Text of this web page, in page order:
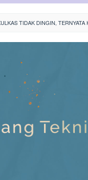
TIDAK DINGIN, TERNYATA